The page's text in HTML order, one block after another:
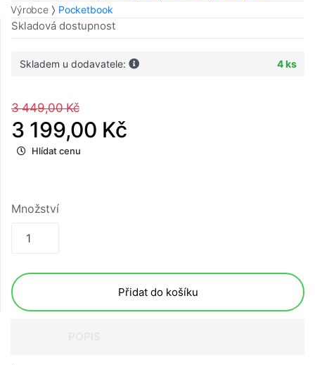
Výrobce
Pocketbook
Skladová dostupnost
Skladem u dodavatele: 4 ks
3 449,00 Kč
3 199,00 Kč
Hlídat cenu
Množství
Přidat do košíku